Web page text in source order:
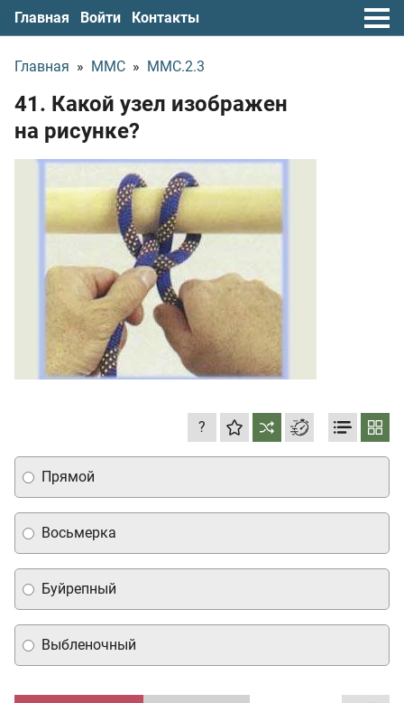
Главная Войти Контакты
Главная » ММС » ММС.2.3
41. Какой узел изображен
на рисунке?
?
Буйрепный
Восьмерка
Выбленочный
Прямой